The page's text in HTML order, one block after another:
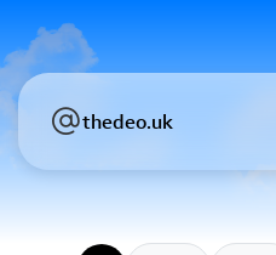
thedeo.uk